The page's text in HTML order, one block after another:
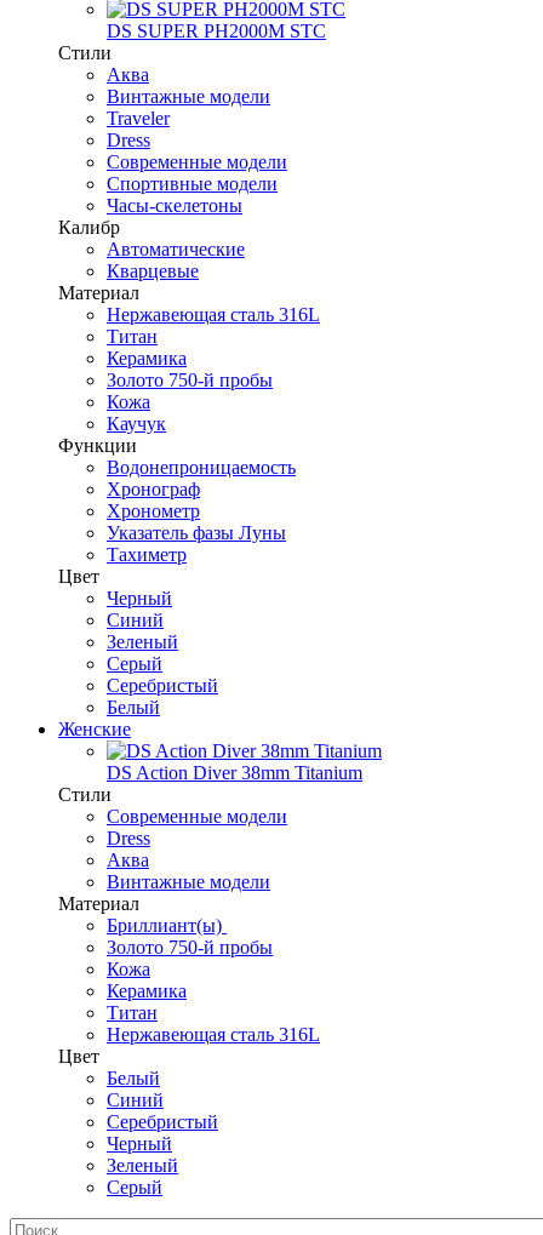
DS SUPER PH2000M STC
Стили
Аква
Винтажные модели
Traveler
Dress
Современные модели
Спортивные модели
Часы-скелетоны
Калибр
Автоматические
Кварцевые
Материал
Нержавеющая сталь 316L
Титан
Керамика
Золото 750-й пробы
Кожа
Каучук
Функции
Водонепроницаемость
Хронограф
Хронометр
Указатель фазы Луны
Тахиметр
Цвет
Черный
Синий
Зеленый
Серый
Серебристый
Белый
Женские
DS Action Diver 38mm Titanium
Стили
Современные модели
Dress
Аква
Винтажные модели
Материал
Бриллиант(ы)
Золото 750-й пробы
Кожа
Керамика
Титан
Нержавеющая сталь 316L
Цвет
Белый
Синий
Серебристый
Черный
Зеленый
Серый